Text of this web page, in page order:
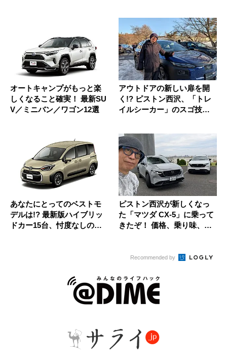
オートキャンプがもっと楽
しくなること確実！ 最新SU
V／ミニバン／ワゴン12選
アウトドアの新しい扉を開
く!? ピストン西沢、「トレ
イルシーカー」のスゴ技を
あなたにとってのベストモ
デルは!? 最新版ハイブリッ
ドカー15台、忖度なしの徹
ピストン西沢が新しくなっ
た「マツダ CX-5」に乗って
きたぞ！ 価格、乗り味、
Recommended by